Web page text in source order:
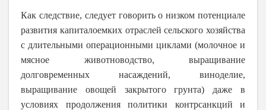
Как следствие, следует говорить о низком потенциале
развития капиталоемких отраслей сельского хозяйства
с длительными операционными циклами (молочное и
мясное животноводство, выращивание
долговременных насаждений, виноделие,
выращивание овощей закрытого грунта) даже в
условиях продолжения политики контрсанкций и